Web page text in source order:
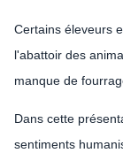
Certains éleveurs
l'abattoir des
manque de
Dans cette
sentiments